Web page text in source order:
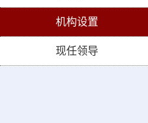
机构设置
现任领导